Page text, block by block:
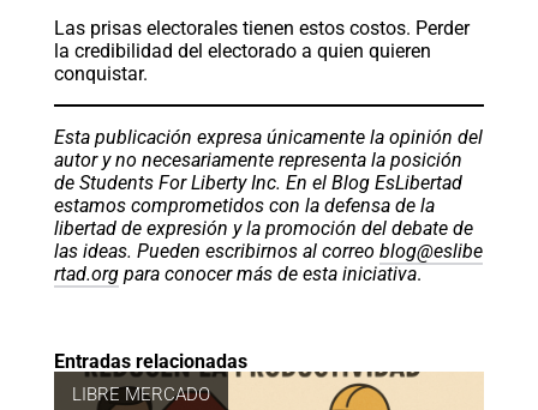
Las prisas electorales tienen estos costos. Perder
la credibilidad del electorado a quien quieren
conquistar.
Esta publicación expresa únicamente la opinión del
autor y no necesariamente representa la posición
de Students For Liberty Inc. En el Blog EsLibertad
estamos comprometidos con la defensa de la
libertad de expresión y la promoción del debate de
las ideas. Pueden escribirnos al correo blog@eslibe
rtad.orgpara conocer más de esta iniciativa.
Entradas relacionadas
LIBRE MERCADO